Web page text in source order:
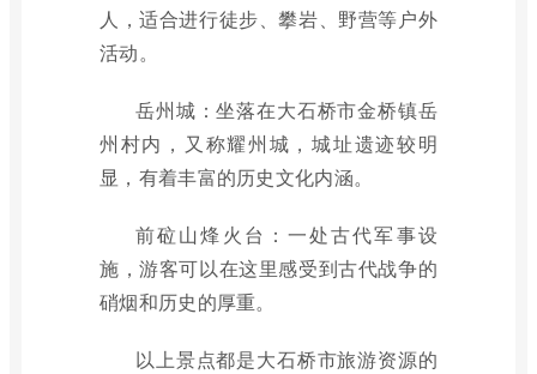
人，适合进行徒步、攀岩、野营等户外
活动。
岳州城：坐落在大石桥市金桥镇岳
州村内，又称耀州城，城址遗迹较明
显，有着丰富的历史文化内涵。
前砬山烽火台：一处古代军事设
施，游客可以在这里感受到古代战争的
硝烟和历史的厚重。
以上景点都是大石桥市旅游资源的